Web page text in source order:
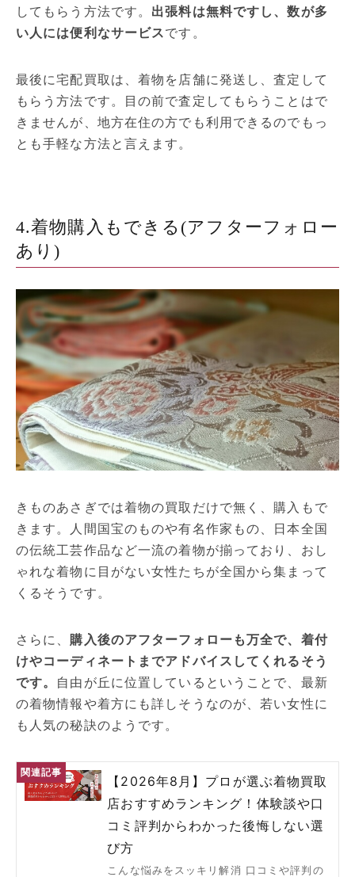
してもらう方法です。 出張料は無料ですし、数が多
い人には便利なサービスです。
最後に宅配買取は、着物を店舗に発送し、査定して
もらう方法です。目の前で査定してもらうことはで
きませんが、地方在住の方でも利用できるのでもっ
とも手軽な方法と言えます。
4.着物購入もできる(アフターフォロー
あり)
きものあさぎでは着物の買取だけで無く、購入もで
きます。人間国宝のものや有名作家もの、日本全国
の伝統工芸作品など一流の着物が揃っており、おし
ゃれな着物に目がない女性たちが全国から集まって
くるそうです。
さらに、 購入後のアフターフォローも万全で、着付
けやコーディネートまでアドバイスしてくれるそう
です。 自由が丘に位置しているということで、最新
の着物情報や着方にも詳しそうなのが、若い女性に
も人気の秘訣のようです。
【2026年8月】プロが選ぶ着物買取
店おすすめランキング！体験談や口
コミ評判からわかった後悔しない選
び方
こんな悩みをスッキリ解消 口コミや評判の